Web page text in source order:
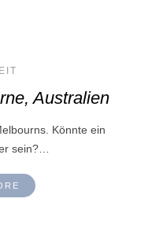
Australien
Könnte ein
sein?…